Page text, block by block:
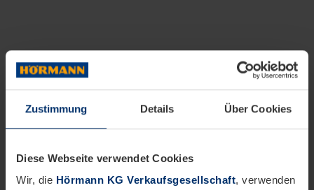
Zustimmung Details Über Cookies
Diese Webseite verwendet Cookies
Wir, die Hörmann KG Verkaufsgesellschaft, verwenden